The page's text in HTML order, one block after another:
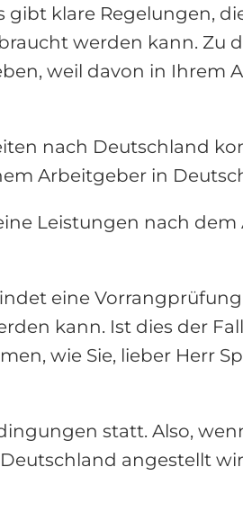
klare Regelungen,
werden kann. Zu
weil davon in Ihrem
nach Deutschland
Arbeitgeber in
Leistungen nach
eine
kann. Ist dies der
wie Sie, lieber Herr
statt. Also,
angestellt